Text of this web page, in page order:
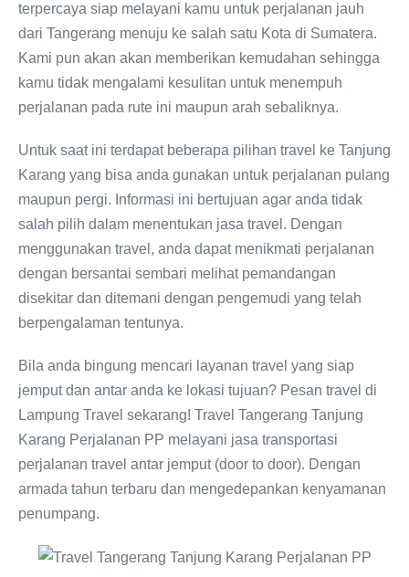
terpercaya siap melayani kamu untuk perjalanan jauh
dari Tangerang menuju ke salah satu Kota di Sumatera.
Kami pun akan akan memberikan kemudahan sehingga
kamu tidak mengalami kesulitan untuk menempuh
perjalanan pada rute ini maupun arah sebaliknya.
Untuk saat ini terdapat beberapa pilihan travel ke Tanjung
Karang yang bisa anda gunakan untuk perjalanan pulang
maupun pergi. Informasi ini bertujuan agar anda tidak
salah pilih dalam menentukan jasa travel. Dengan
menggunakan travel, anda dapat menikmati perjalanan
dengan bersantai sembari melihat pemandangan
disekitar dan ditemani dengan pengemudi yang telah
berpengalaman tentunya.
Bila anda bingung mencari layanan travel yang siap
jemput dan antar anda ke lokasi tujuan? Pesan travel di
Lampung Travel sekarang! Travel Tangerang Tanjung
Karang Perjalanan PP melayani jasa transportasi
perjalanan travel antar jemput (door to door). Dengan
armada tahun terbaru dan mengedepankan kenyamanan
penumpang.